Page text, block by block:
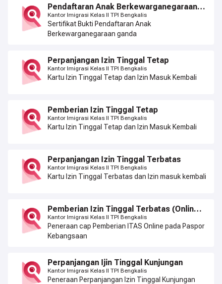
Pendaftaran Anak Berkewarganegaraan
Ganda
Kantor Imigrasi Kelas II TPI Bengkalis
Sertifikat Bukti Pendaftaran Anak
Berkewarganegaraan ganda
Perpanjangan Izin Tinggal Tetap
Kantor Imigrasi Kelas II TPI Bengkalis
Kartu Izin Tinggal Tetap dan Izin Masuk Kembali
Pemberian Izin Tinggal Tetap
Kantor Imigrasi Kelas II TPI Bengkalis
Kartu Izin Tinggal Tetap dan Izin Masuk Kembali
Perpanjangan Izin Tinggal Terbatas
Kantor Imigrasi Kelas II TPI Bengkalis
Kartu Izin Tinggal Terbatas dan Izin masuk kembali
Pemberian Izin Tinggal Terbatas (Online)
Masa Berlaku 6 (Enam) Bulan
Kantor Imigrasi Kelas II TPI Bengkalis
Peneraan cap Pemberian ITAS Online pada Paspor
Kebangsaan
Perpanjangan Ijin Tinggal Kunjungan
Kantor Imigrasi Kelas II TPI Bengkalis
Peneraan Perpanjangan Izin Tinggal Kunjungan